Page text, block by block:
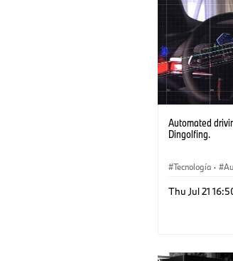
Automated
Dingolfing.
Tecnología ·
Thu Jul 21